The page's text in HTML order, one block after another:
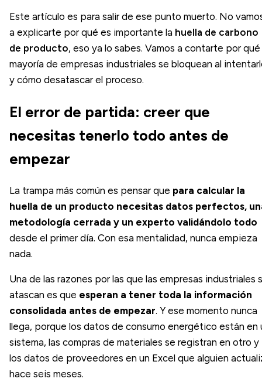
Este artículo es para salir de ese punto muerto. No
a explicarte por qué es importante la huella de carbono
de producto, eso ya lo sabes. Vamos a contarte por qué
mayoría de empresas industriales se bloquean al
y cómo desatascar el proceso.
El error de partida: creer que
necesitas tenerlo todo antes de
empezar
La trampa más común es pensar que para calcular la
huella de un producto necesitas datos perfectos,
metodología cerrada y un experto validándolo todo
desde el primer día. Con esa mentalidad, nunca empieza
nada.
Una de las razones por las que las empresas industriales
atascan es que esperan a tener toda la información
consolidada antes de empezar. Y ese momento nunca
llega, porque los datos de consumo energético están en
sistema, las compras de materiales se registran en otro y
los datos de proveedores en un Excel que alguien
hace seis meses.